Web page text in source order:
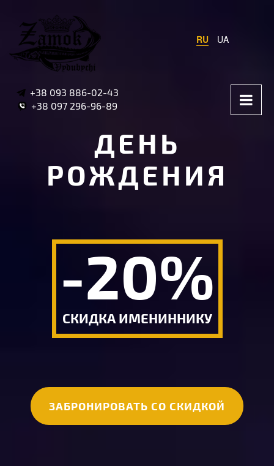
RU UA
+38 093 886-02-43
+38 097 296-96-89
ДЕНЬ
РОЖДЕНИЯ
-20%
СКИДКА ИМЕНИННИКУ
ЗАБРОНИРОВАТЬ СО СКИДКОЙ